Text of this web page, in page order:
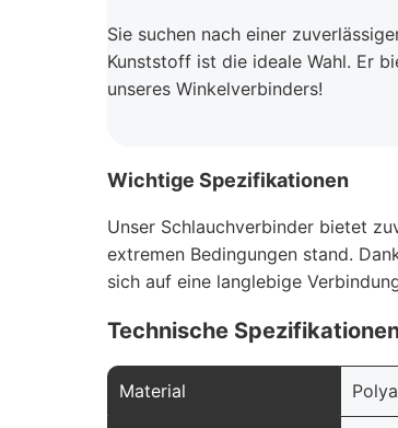
Sie suchen nach einer
Kunststoff ist die ideale Wahl. Er
unseres Winkelverbinders!
Wichtige Spezifikationen
Unser Schlauchverbinder bietet
extremen Bedingungen stand.
sich auf eine langlebige
Technische
Material